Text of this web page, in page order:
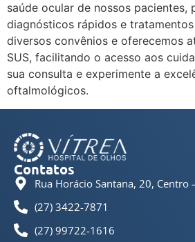
saúde ocular de nossos pacientes,
diagnósticos rápidos e
diversos convênios e oferecemos
SUS, facilitando o acesso aos
sua consulta e experimente a
oftalmológicos.
Contatos
Rua Horácio Santana, 20, Centro
(27) 3422-7871
(27) 99722-1616